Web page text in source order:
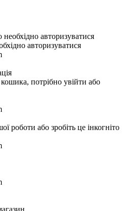
авторизуватися
авторизуватися
потрібно увійти або
роботи або зробіть це інкогніто